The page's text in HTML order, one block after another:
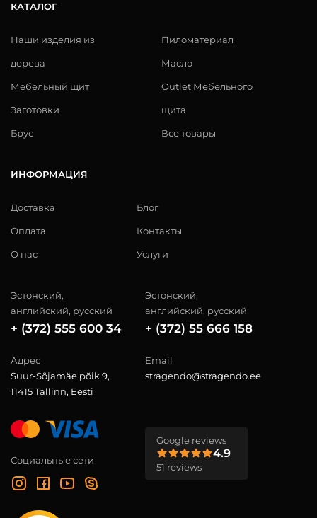
КАТАЛОГ
Наши изделия из
дерева
Мебельный щит
Заготовки
Брус
Пиломатериал
Масло
Outlet Мебельного
щита
Все товары
ИНФОРМАЦИЯ
Доставка
Оплата
О нас
Блог
Контакты
Услуги
Эстонский,
английский, русский
+ (372) 555 600 34
Эстонский,
английский, русский
+ (372) 55 666 158
Адрес
Suur-Sõjamäe põik 9,
11415 Tallinn, Eesti
Email
stragendo@stragendo.ee
Социальные сети
Google reviews
4.9
51 reviews